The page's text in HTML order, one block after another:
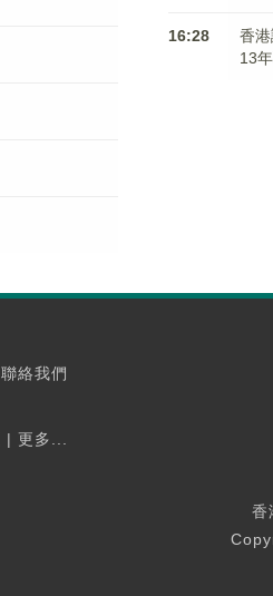
16:28
香
13
聯絡我們
| 更多...
香